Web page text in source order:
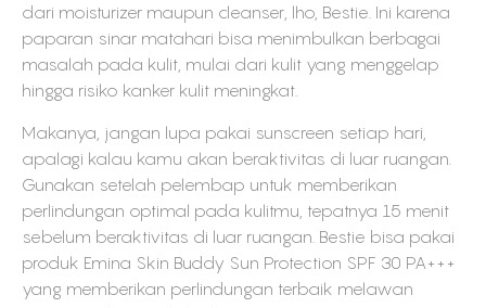
dari moisturizer maupun cleanser, lho, Bestie. Ini karena
paparan sinar matahari bisa menimbulkan berbagai
masalah pada kulit, mulai dari kulit yang menggelap
hingga risiko kanker kulit meningkat.
Makanya, jangan lupa pakai sunscreen setiap hari,
apalagi kalau kamu akan beraktivitas di luar ruangan.
Gunakan setelah pelembap untuk memberikan
perlindungan optimal pada kulitmu, tepatnya 15 menit
sebelum beraktivitas di luar ruangan. Bestie bisa pakai
produk Emina Skin Buddy Sun Protection SPF 30 PA+++
yang memberikan perlindungan terbaik melawan